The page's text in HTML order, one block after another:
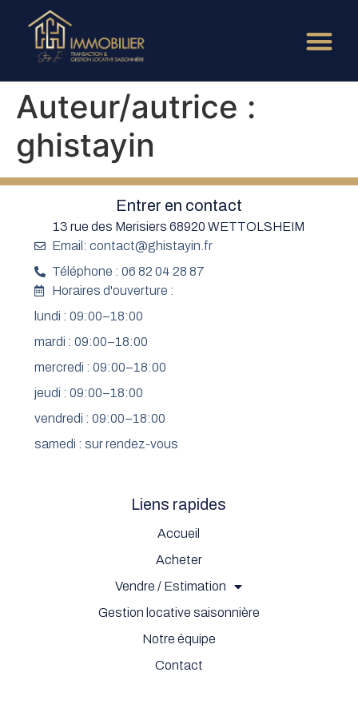
Auteur/autrice :
ghistayin
Liens rapides
Accueil
Acheter
Vendre / Estimation
Gestion locative saisonnière
Notre équipe
Contact
Entrer en contact
13 rue des Merisiers 68920 WETTOLSHEIM
Email: contact@ghistayin.fr
Téléphone : 06 82 04 28 87
Horaires d'ouverture :
lundi : 09:00–18:00
mardi : 09:00–18:00
mercredi : 09:00–18:00
jeudi : 09:00–18:00
vendredi : 09:00–18:00
samedi : sur rendez-vous